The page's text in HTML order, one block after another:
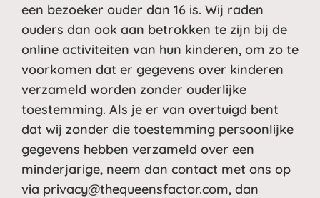
een bezoeker ouder dan 16 is. Wij raden
ouders dan ook aan betrokken te zijn bij de
online activiteiten van hun kinderen, om zo te
voorkomen dat er gegevens over kinderen
verzameld worden zonder ouderlijke
toestemming. Als je er van overtuigd bent
dat wij zonder die toestemming persoonlijke
gegevens hebben verzameld over een
minderjarige, neem dan contact met ons op
via privacy@thequeensfactor.com, dan